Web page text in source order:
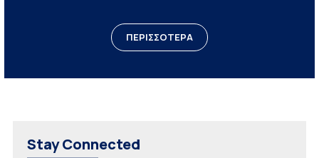
ΠΕΡΙΣΣΟΤΕΡΑ
Stay Connected